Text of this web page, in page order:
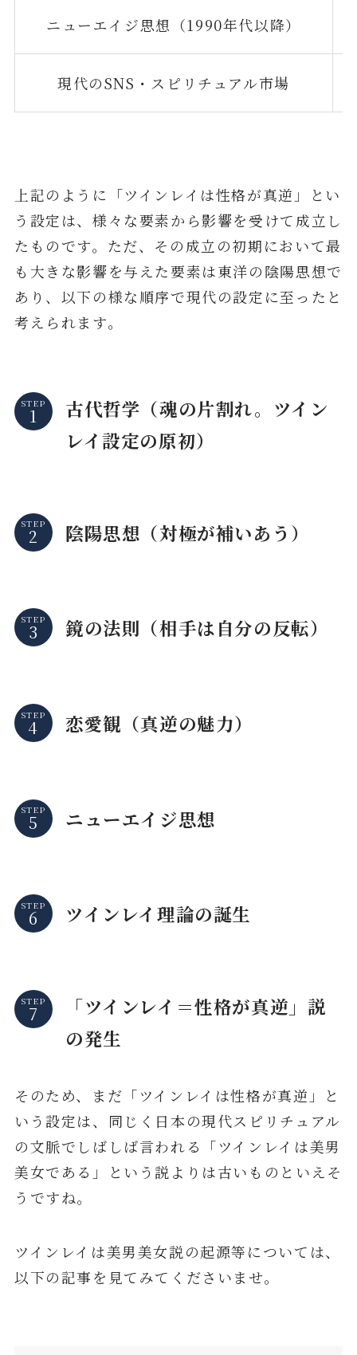
ニューエイジ思想（1990年代以降）
現代のSNS・スピリチュアル市場
上記のように「ツインレイは性格が真逆」とい
う設定は、様々な要素から影響を受けて成立し
たものです。ただ、その成立の初期において最
も大きな影響を与えた要素は東洋の陰陽思想で
あり、以下の様な順序で現代の設定に至ったと
考えられます。
STEP
古代哲学（魂の片割れ。ツイン
レイ設定の原初）
STEP 陰陽思想（対極が補いあう）
STEP 鏡の法則（相手は自分の反転）
STEP 恋愛観（真逆の魅力）
STEP ニューエイジ思想
STEP ツインレイ理論の誕生
STEP
「ツインレイ＝性格が真逆」説
の発生
そのため、まだ「ツインレイは性格が真逆」と
いう設定は、同じく日本の現代スピリチュアル
の文脈でしばしば言われる「ツインレイは美男
美女である」という説よりは古いものといえそ
うですね。
ツインレイは美男美女説の起源等については、
以下の記事を見てみてくださいませ。